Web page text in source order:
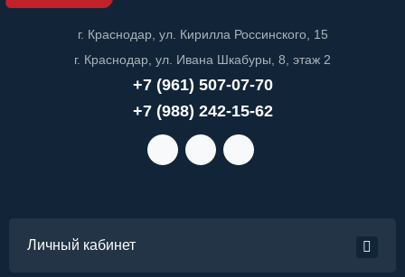
г. Краснодар, ул. Кирилла Россинского, 15
г. Краснодар, ул. Ивана Шкабуры, 8, этаж 2
+7 (961) 507-07-70
+7 (988) 242-15-62
Личный кабинет